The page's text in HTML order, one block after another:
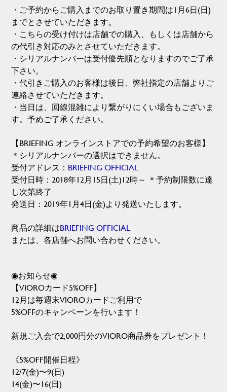
・ご予約からご購入までのお取り置き期間は1月6日(日)
までとさせていただきます。
・こちらの受け付けは店舗での購入、もしくは店舗から
の代引き対応のみとさせていただきます。
・シリアルナンバーは受付優先順となりますのでご了承
下さい。
・代引きご購入のお客様は後日、弊社指定の店舗よりご
連絡させていただきます。
・当日は、回線混雑により繋がりにくい場合もございま
す。予めご了承ください。
【BRIEFING オンラインストアでの予約希望のお客様】
＊シリアルナンバーの選択はできません。
受付アドレス： BRIEFING OFFICIAL
受付日時：2018年12月15日(土)12時～ ＊予約制限数に達
し次第終了
発送日：2019年1月4日(金)より発送いたします。
商品の詳細はBRIEFING OFFICIAL
または、各店舗へお問い合わせください。
◉お知らせ◉
【VIOROカード5%OFF】
12月は毎週末VIOROカードご利用で
5%OFFのキャンペーンを行います！
新規ご入会で2,000円分のVIORO商品券をプレゼント！
《5%OFF開催日程》
12/7(金)〜9(日)
14(金)〜16(日)